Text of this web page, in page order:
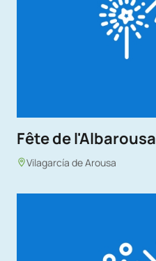
Fête de l'Albarousa
Vilagarcía de Arousa